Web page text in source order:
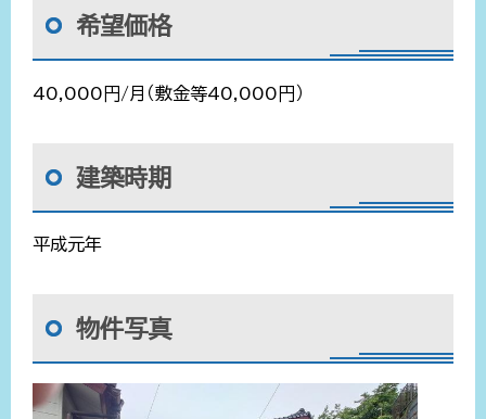
希望価格
40,000円/月（敷金等40,000円）
建築時期
平成元年
物件写真